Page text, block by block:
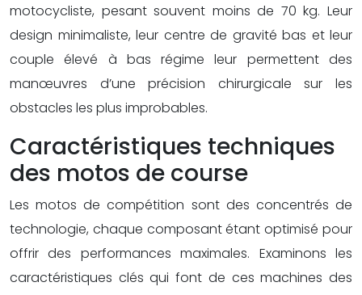
motocycliste, pesant souvent moins de 70 kg. Leur
design minimaliste, leur centre de gravité bas et leur
couple élevé à bas régime leur permettent des
manœuvres d’une précision chirurgicale sur les
obstacles les plus improbables.
Caractéristiques techniques
des motos de course
Les motos de compétition sont des concentrés de
technologie, chaque composant étant optimisé pour
offrir des performances maximales. Examinons les
caractéristiques clés qui font de ces machines des